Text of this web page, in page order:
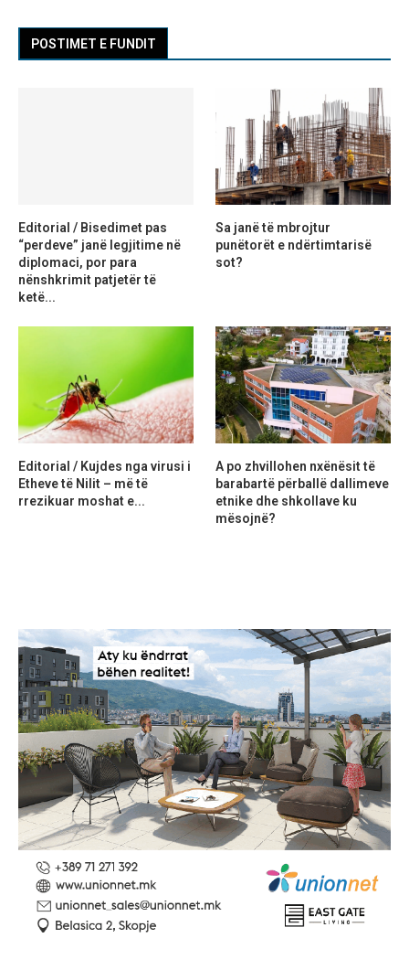
POSTIMET E FUNDIT
Editorial / Bisedimet pas
“perdeve” janë legjitime në
diplomaci, por para
nënshkrimit patjetër të
ketë...
Sa janë të mbrojtur
punëtorët e ndërtimtarisë
sot?
Editorial / Kujdes nga virusi i
Etheve të Nilit – më të
rrezikuar moshat e...
A po zhvillohen nxënësit të
barabartë përballë dallimeve
etnike dhe shkollave ku
mësojnë?